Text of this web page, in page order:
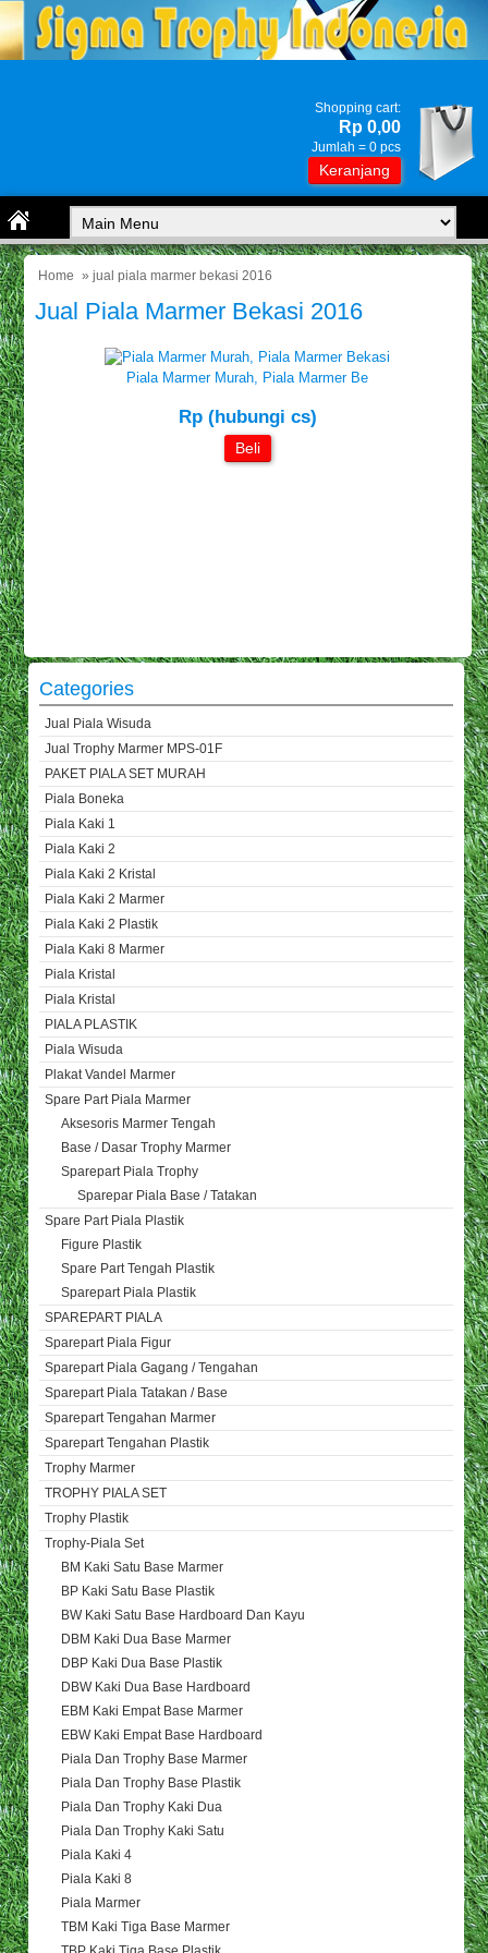
Shopping cart:
Rp 0,00
Jumlah = 0 pcs
Keranjang
Home » jual piala marmer bekasi 2016
Jual Piala Marmer Bekasi 2016
Piala Marmer Murah, Piala Marmer Be
Rp (hubungi cs)
Beli
Categories
Jual Piala Wisuda
Jual Trophy Marmer MPS-01F
PAKET PIALA SET MURAH
Piala Boneka
Piala Kaki 1
Piala Kaki 2
Piala Kaki 2 Kristal
Piala Kaki 2 Marmer
Piala Kaki 2 Plastik
Piala Kaki 8 Marmer
Piala Kristal
Piala Kristal
PIALA PLASTIK
Piala Wisuda
Plakat Vandel Marmer
Spare Part Piala Marmer
Aksesoris Marmer Tengah
Base / Dasar Trophy Marmer
Sparepart Piala Trophy
Sparepar Piala Base / Tatakan
Spare Part Piala Plastik
Figure Plastik
Spare Part Tengah Plastik
Sparepart Piala Plastik
SPAREPART PIALA
Sparepart Piala Figur
Sparepart Piala Gagang / Tengahan
Sparepart Piala Tatakan / Base
Sparepart Tengahan Marmer
Sparepart Tengahan Plastik
Trophy Marmer
TROPHY PIALA SET
Trophy Plastik
Trophy-Piala Set
BM Kaki Satu Base Marmer
BP Kaki Satu Base Plastik
BW Kaki Satu Base Hardboard Dan Kayu
DBM Kaki Dua Base Marmer
DBP Kaki Dua Base Plastik
DBW Kaki Dua Base Hardboard
EBM Kaki Empat Base Marmer
EBW Kaki Empat Base Hardboard
Piala Dan Trophy Base Marmer
Piala Dan Trophy Base Plastik
Piala Dan Trophy Kaki Dua
Piala Dan Trophy Kaki Satu
Piala Kaki 4
Piala Kaki 8
Piala Marmer
TBM Kaki Tiga Base Marmer